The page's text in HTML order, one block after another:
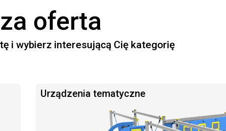
oferta
i wybierz interesującą Cię kategorię
Urządzenia tematyczne